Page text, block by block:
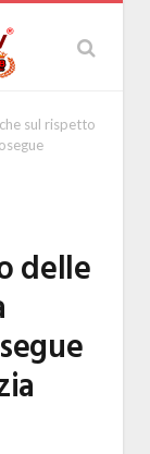
sul rispetto
delle